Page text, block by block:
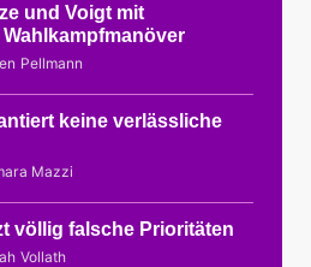
und Voigt mit
Pellmann
keine verlässliche
Mazzi
völlig falsche Prioritäten
Vollath